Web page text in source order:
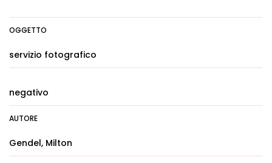
OGGETTO
servizio fotografico
negativo
AUTORE
Gendel, Milton